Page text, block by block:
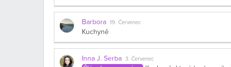
Barbora 19. Červenec
Kuchyně
Inna J. Serba 3. Červenec